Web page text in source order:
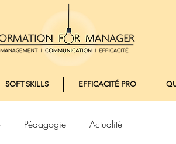
SOFT SKILLS EFFICACITÉ PRO
Pédagogie Actualité